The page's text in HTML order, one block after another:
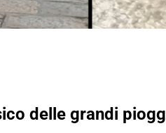
delle grandi